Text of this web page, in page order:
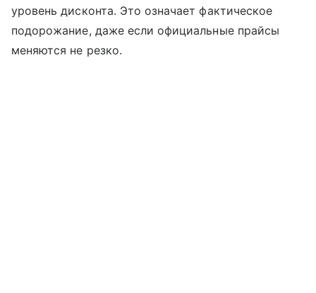
уровень дисконта. Это означает фактическое
подорожание, даже если официальные прайсы
меняются не резко.